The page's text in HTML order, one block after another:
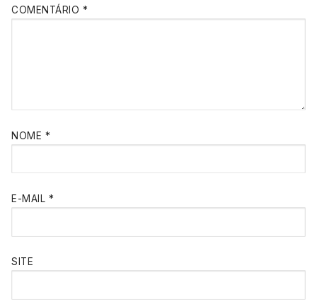
COMENTÁRIO *
NOME *
E-MAIL *
SITE